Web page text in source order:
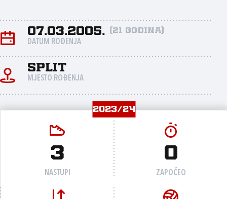
07.03.2005. (21 godina)
DATUM ROĐENJA
Split
MJESTO ROĐENJA
2023/24
3
NASTUPI
0
ZAPOČEO